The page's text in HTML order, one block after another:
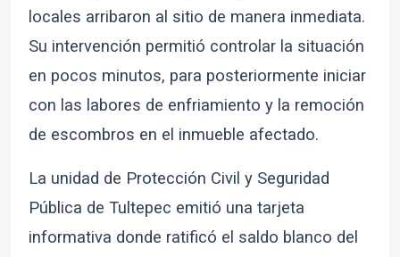
locales arribaron al sitio de manera inmediata.
Su intervención permitió controlar la situación
en pocos minutos, para posteriormente iniciar
con las labores de enfriamiento y la remoción
de escombros en el inmueble afectado.
La unidad de Protección Civil y Seguridad
Pública de Tultepec emitió una tarjeta
informativa donde ratificó el saldo blanco del